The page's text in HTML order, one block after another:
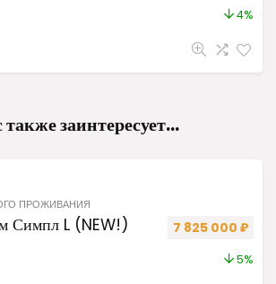
4%
заинтересует…
ПРОЖИВАНИЯ
Симпл L (NEW!) 7 825 000 ₽
5%